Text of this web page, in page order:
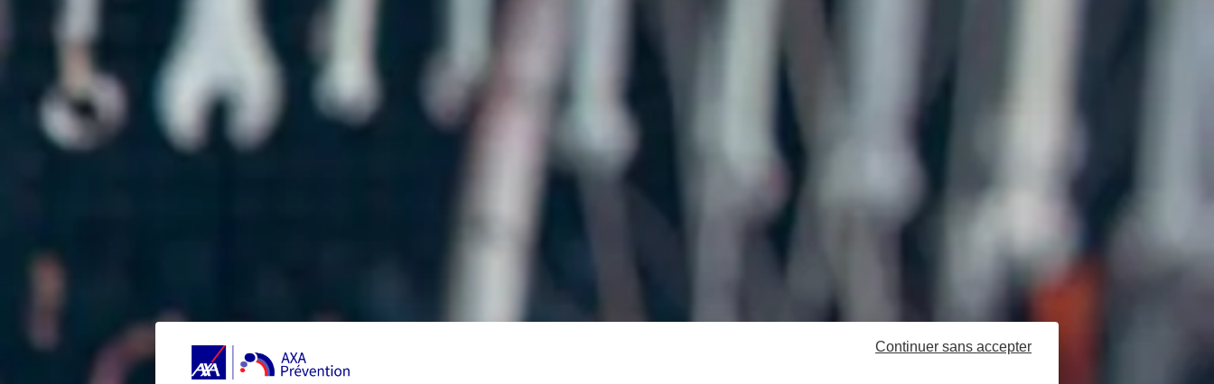
Continuer sans accepter